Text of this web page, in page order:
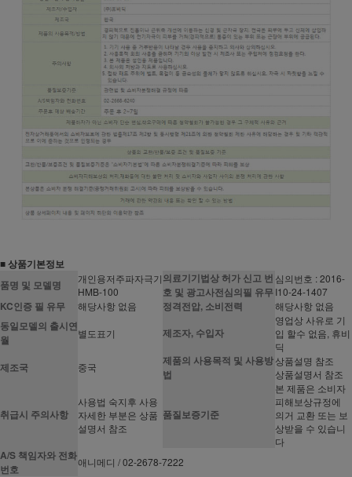
■ 상품기본정보
품명 및 모델명
개인용저주파자극기
HMB-100
의료기기법상 허가 신고 번
호 및 광고사전심의필 유무
심의번호 : 2016-
I10-24-1407
KC인증 필 유무 해당사항 없음 정격전압, 소비전력 해당사항 없음
동일모델의 출시연
월
별도표기 제조자, 수입자
영업상 사유로 기
입 할수 없음, 휴비
딕
제조국 중국
제품의 사용목적 및 사용방
법
상품설명 참조
상품설명서 참조
취급시 주의사항
사용법 숙지후 사용
자세한 부분은 상품
설명서 참조
품질보증기준
본 제품은 소비자
피해보상규정에
의거 교환 또는 보
상받을 수 있습니
다
A/S 책임자와 전화
번호
애니메디 / 02-2678-7222